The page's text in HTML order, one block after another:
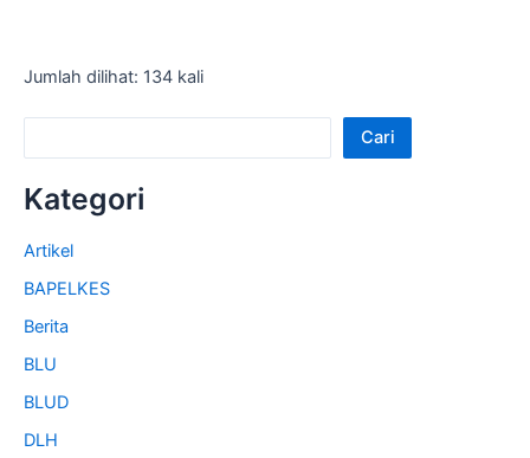
Jumlah dilihat: 134 kali
Cari
Kategori
Artikel
BAPELKES
Berita
BLU
BLUD
DLH